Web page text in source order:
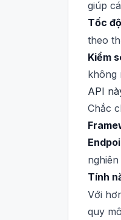
giúp
Tốc
theo
Kiểm
không
API
Chắc
Tính
Với
quy